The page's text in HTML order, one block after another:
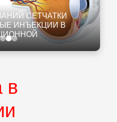
СЕТЧАТКИ
ИНЪЕКЦИИ В
в